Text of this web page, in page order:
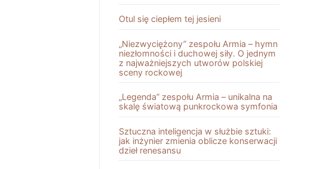
Otul się ciepłem tej jesieni
„Niezwyciężony” zespołu Armia – hymn
niezłomności i duchowej siły. O jednym
z najważniejszych utworów polskiej
sceny rockowej
„Legenda” zespołu Armia – unikalna na
skalę światową punkrockowa symfonia
Sztuczna inteligencja w służbie sztuki:
jak inżynier zmienia oblicze konserwacji
dzieł renesansu